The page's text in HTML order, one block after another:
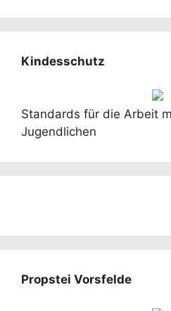
Kindesschutz
Standards für die Arbeit
Jugendlichen
Propstei Vorsfelde